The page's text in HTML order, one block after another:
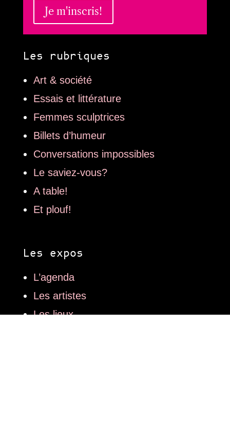
Je m'inscris!
Les rubriques
Art & société
Essais et littérature
Femmes sculptrices
Billets d’humeur
Conversations impossibles
Le saviez-vous?
A table!
Et plouf!
Les expos
L’agenda
Les artistes
Les lieux